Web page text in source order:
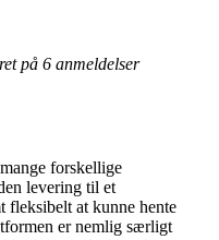
på 6 anmeldelser
forskellige
levering til et
fleksibelt at kunne hente
er nemlig særligt